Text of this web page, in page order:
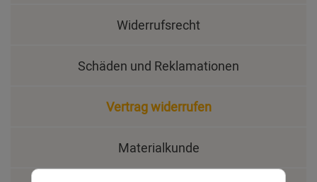
Widerrufsrecht
Schäden und Reklamationen
Vertrag widerrufen
Materialkunde